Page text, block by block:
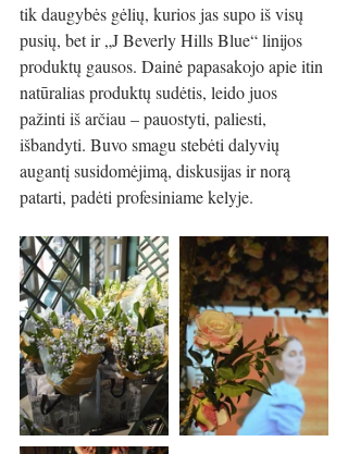
tik daugybės gėlių, kurios jas supo iš visų
pusių, bet ir „J Beverly Hills Blue“ linijos
produktų gausos. Dainė papasakojo apie itin
natūralias produktų sudėtis, leido juos
pažinti iš arčiau – pauostyti, paliesti,
išbandyti. Buvo smagu stebėti dalyvių
augantį susidomėjimą, diskusijas ir norą
patarti, padėti profesiniame kelyje.